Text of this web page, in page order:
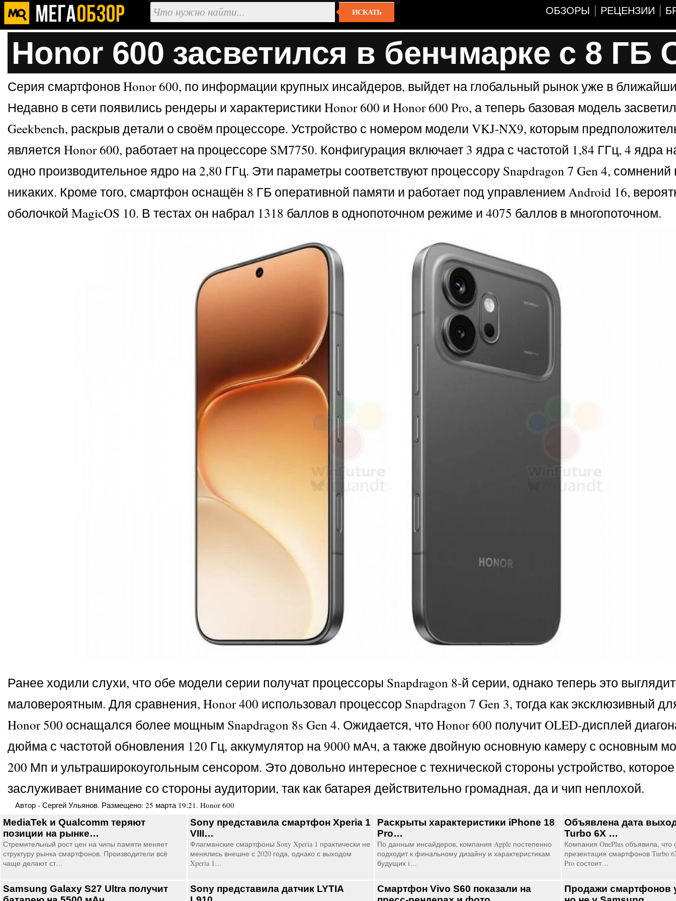
ИСКАТЬ ОБЗОРЫ РЕЦЕНЗИИ
Honor 600 засветился в бенчмарке с 8 ГБ
Серия смартфонов Honor 600, по информации крупных инсайдеров, выйдет на глобальный рынок уже в
Недавно в сети появились рендеры и характеристики Honor 600 и Honor 600 Pro, а теперь базовая модель
Geekbench, раскрыв детали о своём процессоре. Устройство с номером модели VKJ-NX9, которым
является Honor 600, работает на процессоре SM7750. Конфигурация включает 3 ядра с частотой 1,84 ГГц, 4 ядра
одно производительное ядро на 2,80 ГГц. Эти параметры соответствуют процессору Snapdragon 7 Gen 4, сомнений
никаких. Кроме того, смартфон оснащён 8 ГБ оперативной памяти и работает под управлением Android 16,
оболочкой MagicOS 10. В тестах он набрал 1318 баллов в однопоточном режиме и 4075 баллов в многопоточном.
Ранее ходили слухи, что обе модели серии получат процессоры Snapdragon 8-й серии, однако теперь это выглядит
маловероятным. Для сравнения, Honor 400 использовал процессор Snapdragon 7 Gen 3, тогда как эксклюзивный
Honor 500 оснащался более мощным Snapdragon 8s Gen 4. Ожидается, что Honor 600 получит OLED-дисплей
дюйма с частотой обновления 120 Гц, аккумулятор на 9000 мАч, а также двойную основную камеру с основным
200 Мп и ультраширокоугольным сенсором. Это довольно интересное с технической стороны устройство,
заслуживает внимание со стороны аудитории, так как батарея действительно громадная, да и чип неплохой.
Автор - Сергей Ульянов. Размещено: 25 марта 19:21. Honor 600
MediaTek и Qualcomm теряют
позиции на рынке…
Стремительный рост цен на чипы памяти меняет
структуру рынка смартфонов. Производители всё
чаще делают ст…
Sony представила смартфон Xperia 1
VIII…
Флагманские смартфоны Sony Xperia 1 практически не
менялись внешне с 2020 года, однако с выходом
Xperia 1…
Раскрыты характеристики iPhone 18
Pro…
По данным инсайдеров, компания Apple постепенно
подходит к финальному дизайну и характеристикам
будущих i…
Объявлена дата
Turbo 6X …
Компания OnePlus объявила,
презентация смартфонов Turbo
Pro состоит…
Samsung Galaxy S27 Ultra получит
Sony представила датчик LYTIA
Смартфон Vivo S60 показали на
Продажи смартфонов